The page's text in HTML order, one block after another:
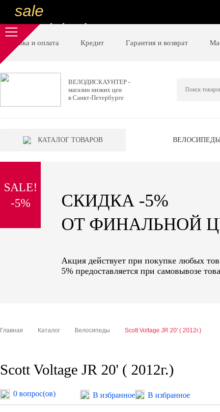
sale
special price
sale
низкие цены
вот дешево
special price
sale
надо брать
sale
Доставка и оплата Кредит Гарантия и возврат
ВЕЛОДИСКАУНТЕР -
магазин низких цен
в Санкт-Петербурге
КАТАЛОГ ТОВАРОВ
SALE!
-5%
СКИДКА -5%
ОТ ФИНАЛЬНОЙ
Акция действует при покупке любых
5% предоставляется при самовывозе
Главная Каталог Велосипеды Scott Voltage JR 20' ( 2012г.)
Scott Voltage JR 20' ( 2012г.)
0 вопрос(ов) В избранное В избранное